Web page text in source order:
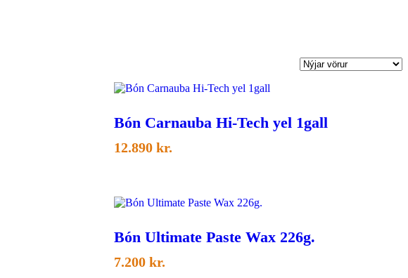
Bón Carnauba Hi-Tech yel 1gall
12.890 kr.
Bón Ultimate Paste Wax 226g.
7.200 kr.